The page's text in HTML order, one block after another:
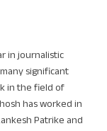
in journalistic
significant
in the field of
has worked in
Patrike and